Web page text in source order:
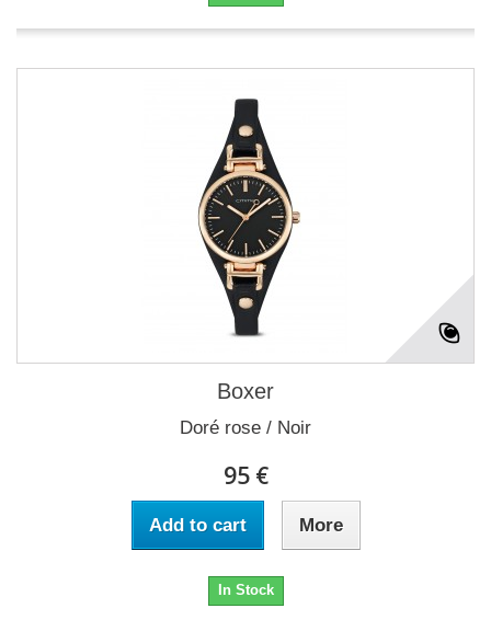
Boxer
Doré rose / Noir
95 €
Add to cart More
In Stock